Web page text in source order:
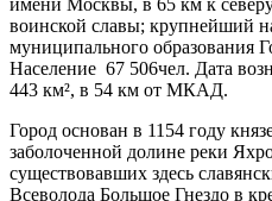
имени Москвы, в 65 км к
воинской славы; крупнейший
муниципального образования
Население 67 506чел. Дата
443 км², в 54 км от МКАД.
Город основан в 1154 году
заболоченной долине реки
существовавших здесь
Всеволода Большое Гнездо в